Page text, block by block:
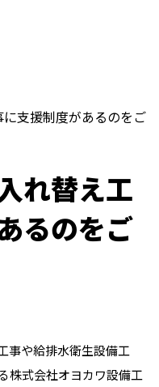
支援制度があるのをご
れ替え工
るのをご
事や給排水衛生設備工
株式会社オヨカワ設備工